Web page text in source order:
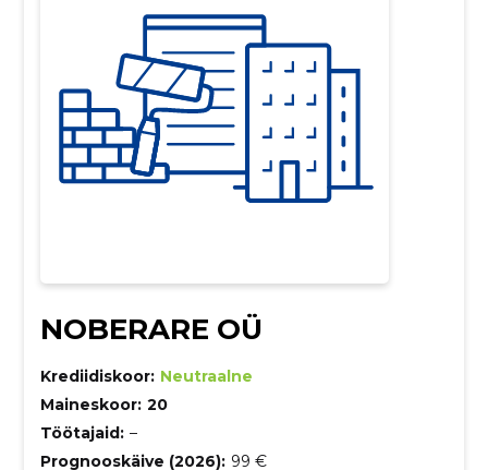
NOBERARE OÜ
Krediidiskoor: Neutraalne
Maineskoor: 20
Töötajaid: –
Prognooskäive (2026): 99 €